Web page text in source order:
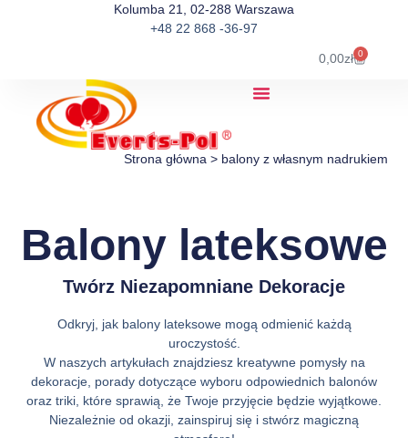
Kolumba 21, 02-288 Warszawa
+48 22 868 -36-97
0,00zł 0
Strona główna > balony z własnym nadrukiem
Balony lateksowe
Twórz Niezapomniane Dekoracje
Odkryj, jak balony lateksowe mogą odmienić każdą
uroczystość.
W naszych artykułach znajdziesz kreatywne pomysły na
dekoracje, porady dotyczące wyboru odpowiednich balonów
oraz triki, które sprawią, że Twoje przyjęcie będzie wyjątkowe.
Niezależnie od okazji, zainspiruj się i stwórz magiczną